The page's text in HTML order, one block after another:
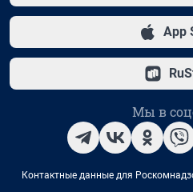
App
Мы в
Контактные данные для